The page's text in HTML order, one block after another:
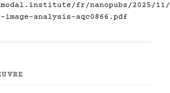
fr/nanopubs/2025/11/
image-analysis-aqc0866.pdf